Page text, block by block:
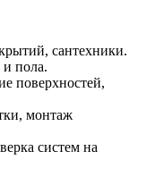
сантехники.
пола.
поверхностей,
монтаж
систем на